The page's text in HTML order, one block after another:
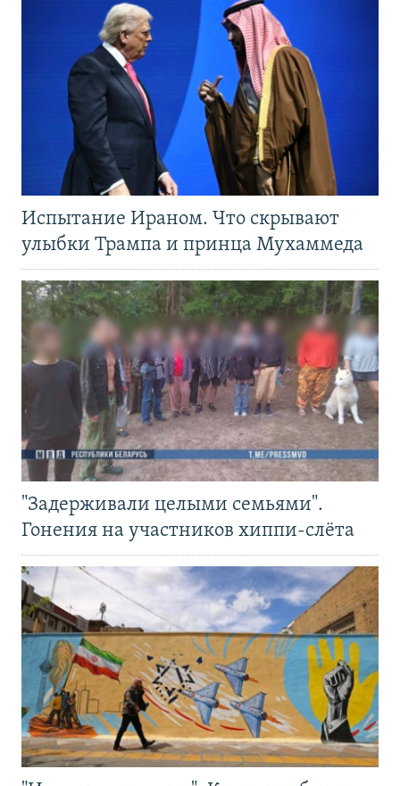
Испытание Ираном. Что скрывают
улыбки Трампа и принца Мухаммеда
"Задерживали целыми семьями".
Гонения на участников хиппи-слёта